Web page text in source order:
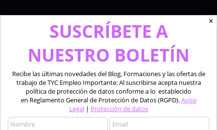
Cursosteledeteccion.com pertenece al Grupo de
TYC GIS Formación, empresa lider en la formación a
profesionales en software técnico especializado de
las áreas de la teledetección, los sistemas de
Profesionales formando a profesionales.
✕
SUSCRÍBETE A
NUESTRO BOLETÍN
Recibe las últimas novedades del Blog, Formaciones y las ofertas de
trabajo de TYC Empleo Importante: Al suscribirse acepta nuestra
política de protección de datos conforme a lo establecido
en Reglamento General de Protección de Datos (RGPD).Aviso
Legal| Protección de datos